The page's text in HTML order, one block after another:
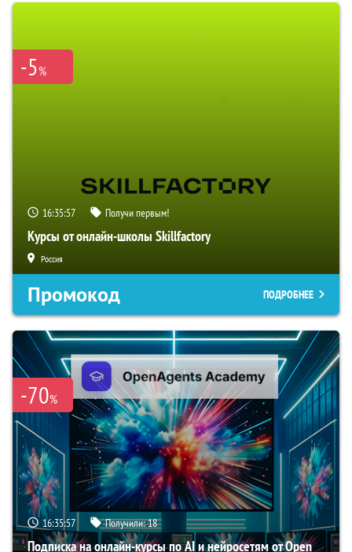
-5%
16:35:56 Получи первым!
Курсы от онлайн-школы Skillfactory
Россия
Промокод ПОДРОБНЕЕ
-70%
16:35:56 Получили:18
Подписка на онлайн-курсы по AI и нейросетям от Open